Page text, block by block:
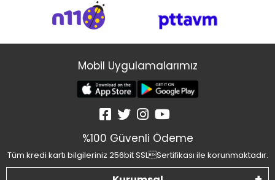
Mobil Uygulamalarımız
%100 Güvenli Ödeme
Tüm kredi kartı bilgileriniz 256bit SSLSertifikası ile korunmaktadır.